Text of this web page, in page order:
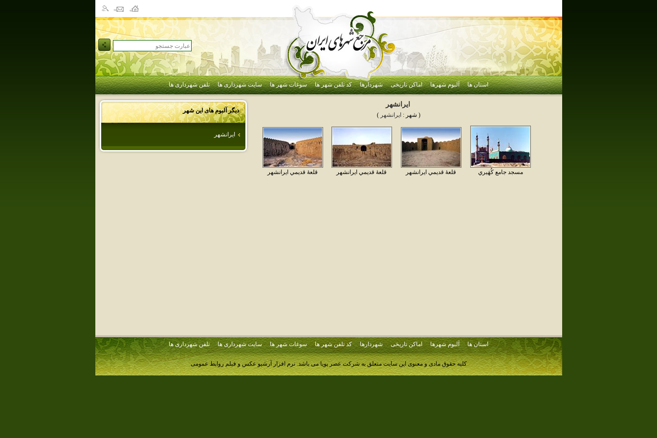
استان ها آلبوم شهرها اماکن تاریخی شهردارها کد تلفن شهر ها سوغات شهر ها سایت شهرداری ها تلفن شهرداری ها
دیگر آلبوم های این شهر
ايرانشهر
ايرانشهر
( شهر : ايرانشهر )
قلعهٔ قديمي ايرانشهر قلعهٔ قديمي ايرانشهر قلعهٔ قديمي ايرانشهر مسجد جامع كُهَيري
استان ها آلبوم شهرها اماکن تاریخی شهردارها کد تلفن شهر ها سوغات شهر ها سایت شهرداری ها تلفن شهرداری ها
کلیه حقوق مادی و معنوی این سایت متعلق به شرکت عصر پویا می باشد.نرم افزار آرشیو عکس و فیلم روابط عمومی